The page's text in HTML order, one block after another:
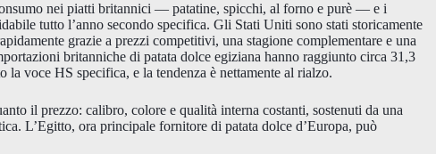
nei piatti britannici — patatine, spicchi, al forno e purè — e i
tutto l’anno secondo specifica. Gli Stati Uniti sono stati storicamente
grazie a prezzi competitivi, una stagione complementare e una
britanniche di patata dolce egiziana hanno raggiunto circa 31,3
voce HS specifica, e la tendenza è nettamente al rialzo.
il prezzo: calibro, colore e qualità interna costanti, sostenuti da una
L’Egitto, ora principale fornitore di patata dolce d’Europa, può